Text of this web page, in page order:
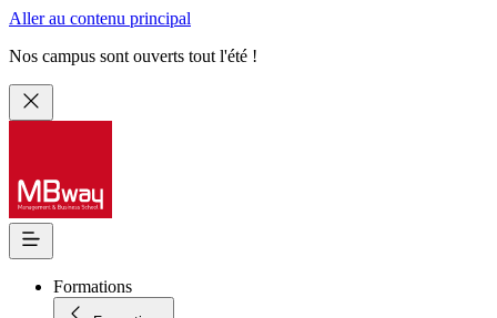
Aller au contenu principal
Nos campus sont ouverts tout l'été !
Formations